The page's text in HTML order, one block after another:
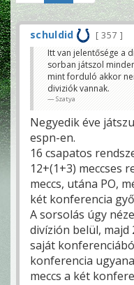
schuldid
357
Itt van jelentősége a
sorban játszol
mint forduló akkor
diviziók vannak.
Szatya
Negyedik éve
espn-en.
16 csapatos
12+(1+3) meccses
meccs, utána PO,
két konferencia
A sorsolás úgy
divízión belül, majd
saját
konferencia
meccs a két